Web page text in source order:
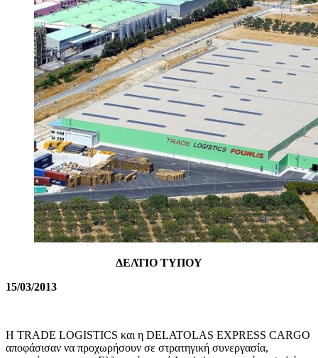
ΔΕΛΤΙΟ ΤΥΠΟΥ
15/03/2013
H TRADE LOGISTICS και η DELATOLAS EXPRESS CARGO
αποφάσισαν να προχωρήσουν σε στρατηγική συνεργασία,